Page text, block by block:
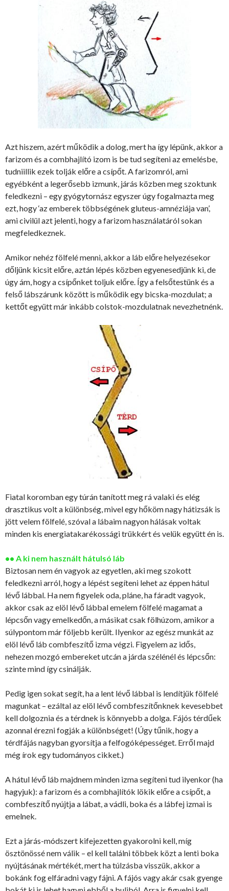
Azt hiszem, azért működik a dolog, mert ha így lépünk, akkor a
farizom és a combhajlító izom is be tud segíteni az emelésbe,
tudniillik ezek tolják előre a csípőt. A farizomról, ami
egyébként a legerősebb izmunk, járás közben meg szoktunk
feledkezni – egy gyógytornász egyszer úgy fogalmazta meg
ezt, hogy ‘az emberek többségének gluteus-amnéziája van’,
ami civilül azt jelenti, hogy a farizom használatáról sokan
megfeledkeznek.
Amikor nehéz fölfelé menni, akkor a láb előre helyezésekor
dőljünk kicsit előre, aztán lépés közben egyenesedjünk ki, de
úgy ám, hogy a csípőnket toljuk előre. Így a felsőtestünk és a
felső lábszárunk között is működik egy bicska-mozdulat; a
kettőt együtt már inkább colstok-mozdulatnak nevezhetnénk.
Fiatal koromban egy túrán tanított meg rá valaki és elég
drasztikus volt a különbség, mivel egy hőköm nagy hátizsák is
jött velem fölfelé, szóval a lábaim nagyon hálásak voltak
minden kis energiatakarékossági trükkért és velük együtt én is.
•• A ki nem használt hátulsó láb
Biztosan nem én vagyok az egyetlen, aki meg szokott
feledkezni arról, hogy a lépést segíteni lehet az éppen hátul
lévő lábbal. Ha nem figyelek oda, pláne, ha fáradt vagyok,
akkor csak az elöl lévő lábbal emelem fölfelé magamat a
lépcsőn vagy emelkedőn, a másikat csak fölhúzom, amikor a
súlypontom már följebb került. Ilyenkor az egész munkát az
elöl lévő láb combfeszítő izma végzi. Figyelem az idős,
nehezen mozgó embereket utcán a járda szélénél és lépcsőn:
szinte mind így csinálják.
Pedig igen sokat segít, ha a lent lévő lábbal is lendítjük fölfelé
magunkat – ezáltal az elöl lévő combfeszítőnknek kevesebbet
kell dolgoznia és a térdnek is könnyebb a dolga. Fájós térdűek
azonnal érezni fogják a különbséget! (Úgy tűnik, hogy a
térdfájás nagyban gyorsítja a felfogóképességet. Erről majd
még írok egy tudományos cikket.)
A hátul lévő láb majdnem minden izma segíteni tud ilyenkor (ha
hagyjuk): a farizom és a combhajlítók lökik előre a csípőt, a
combfeszítő nyújtja a lábat, a vádli, boka és a lábfej izmai is
emelnek.
Ezt a járás-módszert kifejezetten gyakorolni kell, míg
ösztönössé nem válik – el kell találni többek közt a lenti boka
nyújtásának mértékét, mert ha túlzásba visszük, akkor a
bokánk fog elfáradni vagy fájni. A fájós vagy akár csak gyenge